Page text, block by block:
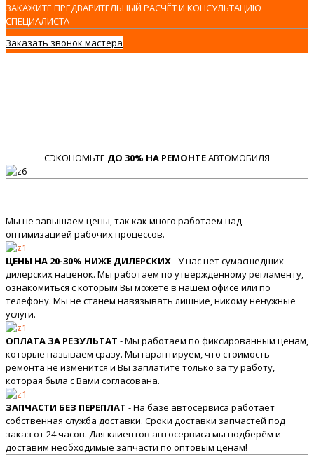
ЗАКАЖИТЕ ПРЕДВАРИТЕЛЬНЫЙ РАСЧЁТ И КОНСУЛЬТАЦИЮ
СПЕЦИАЛИСТА
Заказать звонок мастера
СЭКОНОМЬТЕ ДО 30% НА РЕМОНТЕАВТОМОБИЛЯ
Мы не завышаем цены, так как много работаем над
оптимизацией рабочих процессов.
ЦЕНЫ НА 20-30% НИЖЕ ДИЛЕРСКИХ- У нас нет сумасшедших
дилерских наценок. Мы работаем по утвержденному регламенту,
ознакомиться с которым Вы можете в нашем офисе или по
телефону. Мы не станем навязывать лишние, никому ненужные
услуги.
ОПЛАТА ЗА РЕЗУЛЬТАТ - Мы работаем по фиксированным ценам,
которые называем сразу. Мы гарантируем, что стоимость
ремонта не изменится и Вы заплатите только за ту работу,
которая была с Вами согласована.
ЗАПЧАСТИ БЕЗ ПЕРЕПЛАТ - На базе автосервиса работает
собственная служба доставки. Сроки доставки запчастей под
заказ от 24 часов. Для клиентов автосервиса мы подберём и
доставим необходимые запчасти по оптовым ценам!